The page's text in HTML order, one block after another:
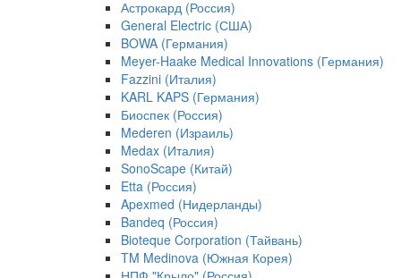
Астрокард (Россия)
General Electric (США)
BOWA (Германия)
Meyer-Haake Medical Innovations (Германия)
Fazzini (Италия)
KARL KAPS (Германия)
Биоспек (Россия)
Mederen (Израиль)
Medax (Италия)
SonoScape (Китай)
Etta (Россия)
Apexmed (Нидерланды)
Bandeq (Россия)
Bioteque Corporation (Тайвань)
TM Medinova (Южная Корея)